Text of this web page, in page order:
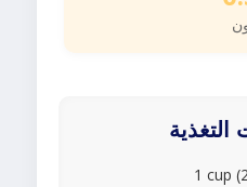
التغذية
1 cup